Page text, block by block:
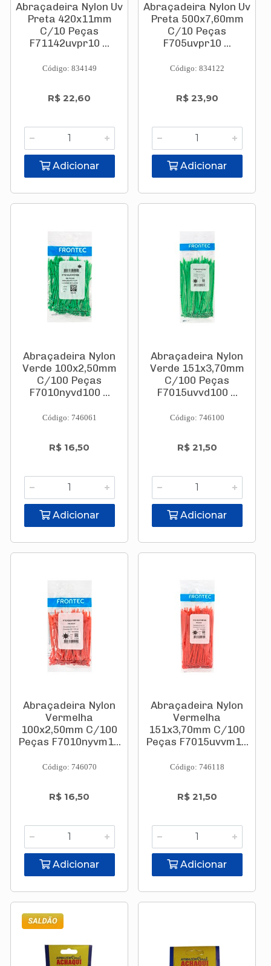
Abraçadeira Nylon Uv
Preta 420x11mm
C/10 Peças
F71142uvpr10 ...
Código: 834149
R$ 22,60
Adicionar
Abraçadeira Nylon Uv
Preta 500x7,60mm
C/10 Peças
F705uvpr10 ...
Código: 834122
R$ 23,90
Adicionar
Abraçadeira Nylon
Verde 100x2,50mm
C/100 Peças
F7010nyvd100 ...
Código: 746061
R$ 16,50
Adicionar
Abraçadeira Nylon
Verde 151x3,70mm
C/100 Peças
F7015uvvd100 ...
Código: 746100
R$ 21,50
Adicionar
Abraçadeira Nylon
Vermelha
100x2,50mm C/100
Peças F7010nyvm1...
Código: 746070
R$ 16,50
Adicionar
Abraçadeira Nylon
Vermelha
151x3,70mm C/100
Peças F7015uvvm1...
Código: 746118
R$ 21,50
Adicionar